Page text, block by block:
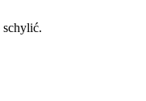
schylić.